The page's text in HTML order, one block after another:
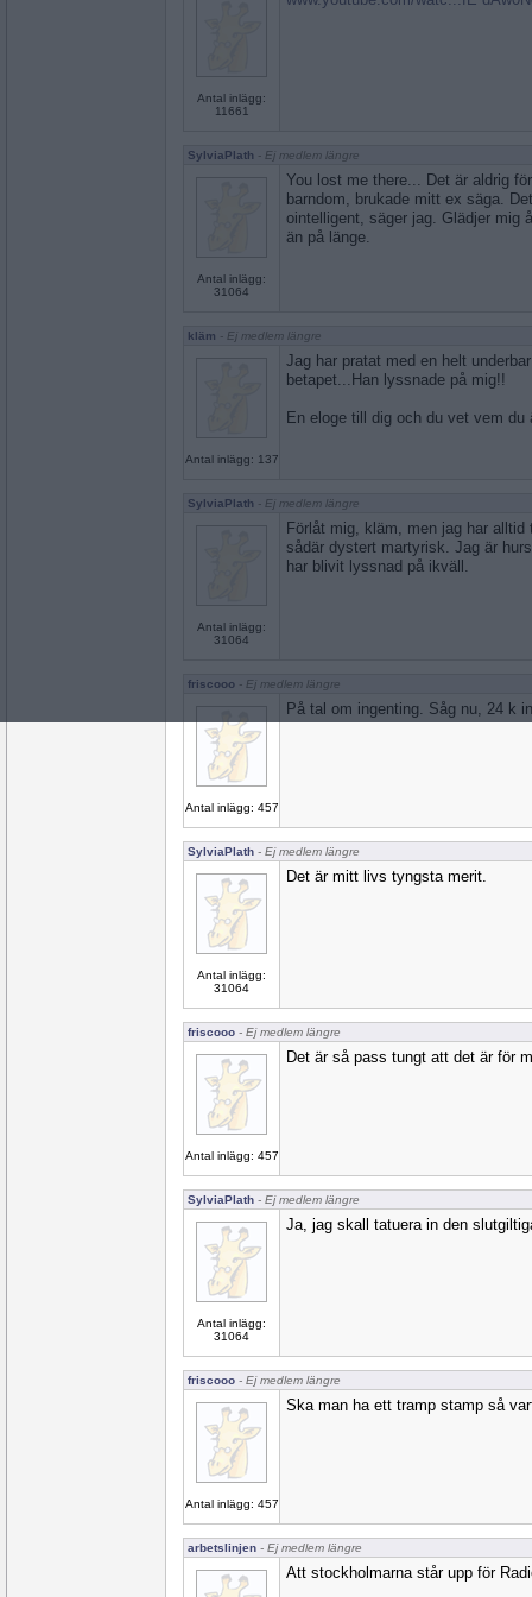
Antal inlägg:
11661
SylviaPlath - Ej medlem längre
Antal inlägg:
31064
You lost me there... Det är aldrig
barndom, brukade mitt ex säga.
ointelligent, säger jag. Glädjer mig
än på länge.
kläm - Ej medlem längre
Antal inlägg: 137
Jag har pratat med en helt
betapet...Han lyssnade på mig!!
En eloge till dig och du vet vem du
SylviaPlath - Ej medlem längre
Antal inlägg:
31064
Förlåt mig, kläm, men jag har
sådär dystert martyrisk. Jag är
har blivit lyssnad på ikväll.
friscooo - Ej medlem längre
Antal inlägg: 457
På tal om ingenting. Såg nu, 24 k
SylviaPlath - Ej medlem längre
Antal inlägg:
31064
Det är mitt livs tyngsta merit.
friscooo - Ej medlem längre
Antal inlägg: 457
Det är så pass tungt att det är för
SylviaPlath - Ej medlem längre
Antal inlägg:
31064
Ja, jag skall tatuera in den
friscooo - Ej medlem längre
Antal inlägg: 457
Ska man ha ett tramp stamp så
arbetslinjen - Ej medlem längre
Att stockholmarna står upp för